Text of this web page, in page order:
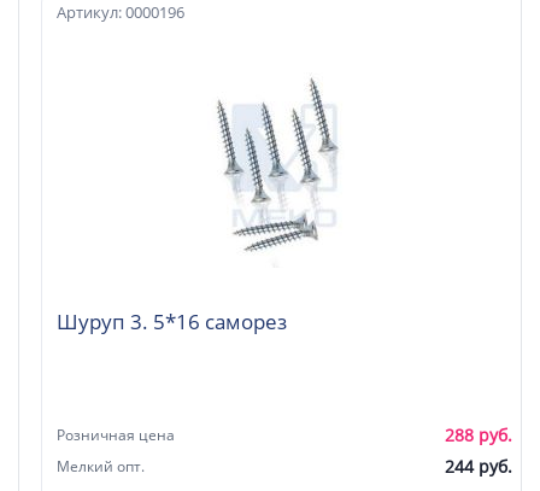
Шуруп 3. 5*16 саморез
Артикул: 0000196
Розничная цена 288 руб.
Мелкий опт. 244 руб.